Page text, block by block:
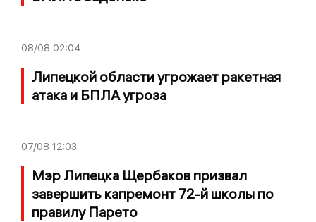
08/08 02:04
Липецкой области угрожает ракетная
атака и БПЛА угроза
07/08 12:03
Мэр Липецка Щербаков призвал
завершить капремонт 72-й школы по
правилу Парето